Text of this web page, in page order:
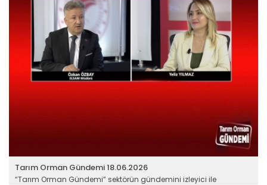
Tarım Orman Gündemi 18.06.2026
“Tarım Orman Gündemi” sektörün gündemini izleyici ile
TİGEM'den damızlık desteği
İşletmelerinde 400 binden fazla küçük ve büyükbaş hayvan
barındıran TİGEM...
Devamını Oku ->